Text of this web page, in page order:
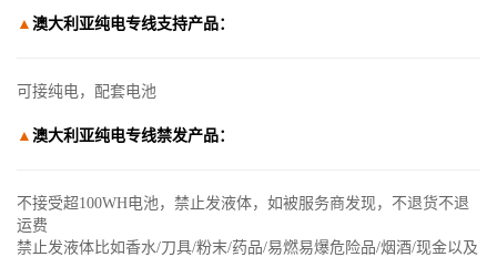
▲ 澳大利亚纯电专线支持产品：
可接纯电，配套电池
▲ 澳大利亚纯电专线禁发产品：
不接受超100WH电池，禁止发液体，如被服务商发现，不退货不退
运费
禁止发液体比如香水/刀具/粉末/药品/易燃易爆危险品/烟酒/现金以及